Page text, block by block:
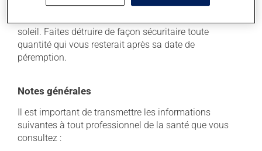
Conservez-le dans un endroit sécuritaire où il ne sera
soleil. Faites détruire de façon sécuritaire toute
quantité qui vous resterait après sa date de
péremption.
Notes générales
Il est important de transmettre les informations
suivantes à tout professionnel de la santé que vous
consultez :